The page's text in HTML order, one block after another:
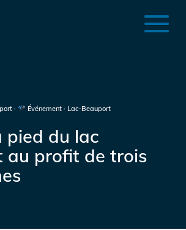
· Événement · Lac-Beauport
pied du lac
au profit de trois